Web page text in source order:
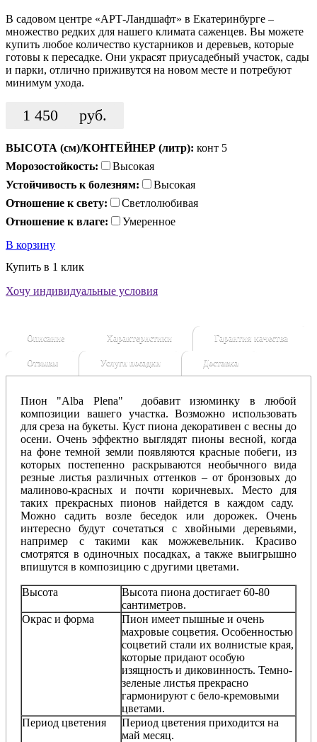
В садовом центре «АРТ-Ландшафт» в Екатеринбурге –
множество редких для нашего климата саженцев. Вы можете
купить любое количество кустарников и деревьев, которые
готовы к пересадке. Они украсят приусадебный участок, сады
и парки, отлично приживутся на новом месте и потребуют
минимум ухода.
1 450 руб.
ВЫСОТА (см)/КОНТЕЙНЕР (литр): конт 5
Морозостойкость:
Высокая
Устойчивость к болезням:
Высокая
Отношение к свету:
Светлолюбивая
Отношение к влаге:
Умеренное
В корзину
Купить в 1 клик
Хочу индивидуальные условия
Описание Характеристики Гарантия качества
Отзывы Услуги посадки Доставка
Пион "Alba Plena" добавит изюминку в любой
композиции вашего участка. Возможно использовать
для среза на букеты. Куст пиона декоративен с весны до
осени. Очень эффектно выглядят пионы весной, когда
на фоне темной земли появляются красные побеги, из
которых постепенно раскрываются необычного вида
резные листья различных оттенков – от бронзовых до
малиново-красных и почти коричневых. Место для
таких прекрасных пионов найдется в каждом саду.
Можно садить возле беседок или дорожек. Очень
интересно будут сочетаться с хвойными деревьями,
например с такими как можжевельник. Красиво
смотрятся в одиночных посадках, а также выигрышно
впишутся в композицию с другими цветами.
Высота
Высота пиона достигает 60-80
сантиметров.
Окрас и форма
Пион имеет пышные и очень
махровые соцветия. Особенностью
соцветий стали их волнистые края,
которые придают особую
изящность и диковинность. Темно-
зеленые листья прекрасно
гармонируют с бело-кремовыми
цветами.
Период цветения
Период цветения приходится на
май месяц.